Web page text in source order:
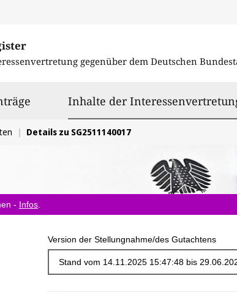
gegenüber dem Deutschen
Inhalte der
Details zu SG2511140017
- Infos
Version der Stellungnahme/des Gutachtens